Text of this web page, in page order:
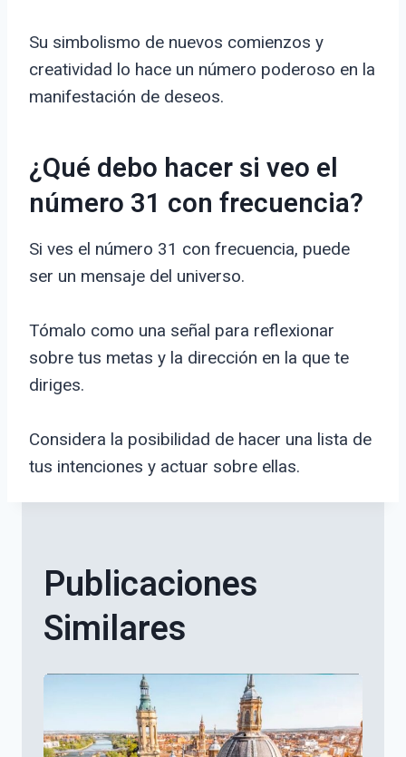
Su simbolismo de nuevos comienzos y
creatividad lo hace un número poderoso en la
manifestación de deseos.
¿Qué debo hacer si veo el
número 31 con frecuencia?
Si ves el número 31 con frecuencia, puede
ser un mensaje del universo.
Tómalo como una señal para reflexionar
sobre tus metas y la dirección en la que te
diriges.
Considera la posibilidad de hacer una lista de
tus intenciones y actuar sobre ellas.
Publicaciones
Similares